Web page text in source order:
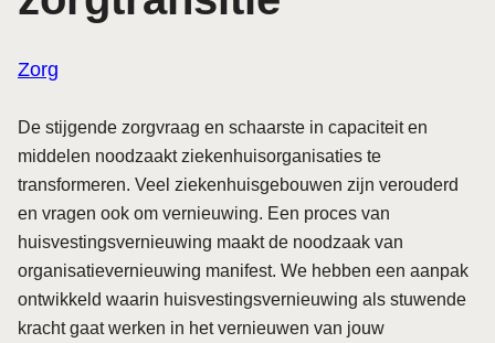
Zorg
De stijgende zorgvraag en schaarste in capaciteit en
middelen noodzaakt ziekenhuis­organisaties te
transformeren. Veel ziekenhuisgebouwen zijn verouderd
en vragen ook om vernieuwing. Een proces van
huisvestingsvernieuwing maakt de noodzaak van
organisatievernieuwing manifest. We hebben een aanpak
ontwikkeld waarin huisvestingsvernieuwing als stuwende
kracht gaat werken in het vernieuwen van jouw